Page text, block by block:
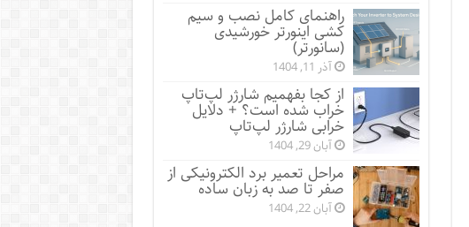
راهنمای کامل نصب و سیم
کشی اینورتر خورشیدی
(سانورتر)
آذر 11, 1404
از کجا بفهمیم شارژر لپ‌تاپ
خراب شده است؟ + دلایل
خرابی شارژر لپ‌تاپ
آبان 29, 1404
مراحل تعمیر برد الکترونیکی از
صفر تا صد به زبان ساده
آبان 22, 1404